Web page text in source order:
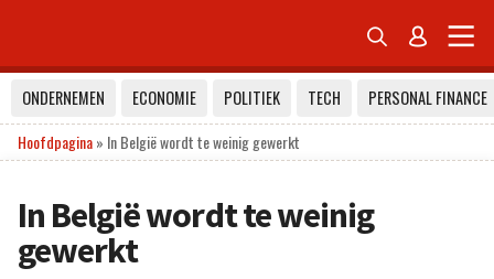
 
ONDERNEMEN ECONOMIE POLITIEK TECH
PERSONAL FINANCE
Hoofdpagina» In België wordt te weinig gewerkt
In België wordt te weinig
gewerkt